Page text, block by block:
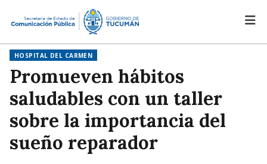
HOSPITAL DEL CARMEN
Promueven hábitos
saludables con un taller
sobre la importancia del
sueño reparador